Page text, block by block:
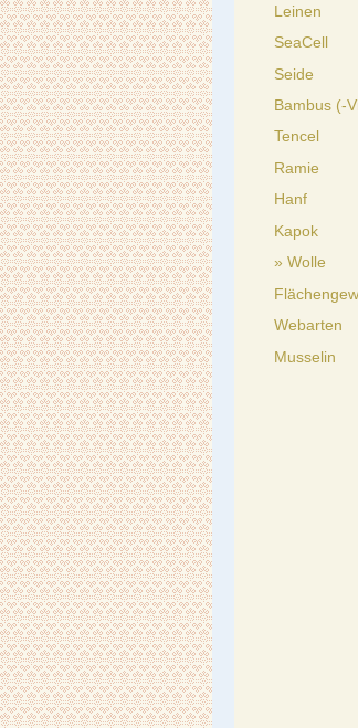
Leinen
SeaCell
Seide
Bambus (-
Tencel
Ramie
Hanf
Kapok
Wolle
Webarten
Musselin